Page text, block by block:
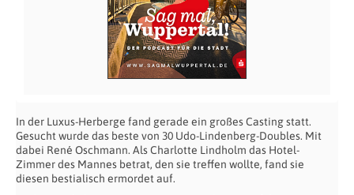
In der Luxus-Herberge fand gerade ein großes Casting statt.
Gesucht wurde das beste von 30 Udo-Lindenberg-Doubles. Mit
dabei René Oschmann. Als Charlotte Lindholm das Hotel-
Zimmer des Mannes betrat, den sie treffen wollte, fand sie
diesen bestialisch ermordet auf.